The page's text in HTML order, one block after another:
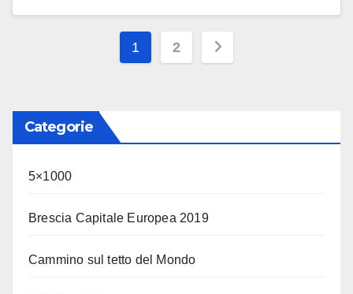
Paginazione
1 2
Categorie
5×1000
Brescia Capitale Europea 2019
Cammino sul tetto del Mondo